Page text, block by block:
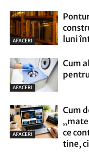
AFACERI
luni
AFACERI
Cum
AFACERI
Cum
ce
tine,